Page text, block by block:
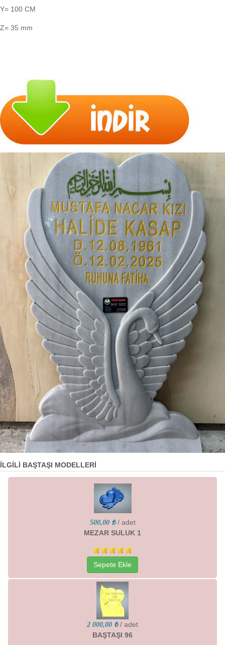
Y= 100 CM
Z= 35 mm
İLGİLİ BAŞTAŞI MODELLERİ
500,00 ₺ / adet
MEZAR SULUK 1
Sepete Ekle
2 000,00 ₺ / adet
BAŞTAŞI 96